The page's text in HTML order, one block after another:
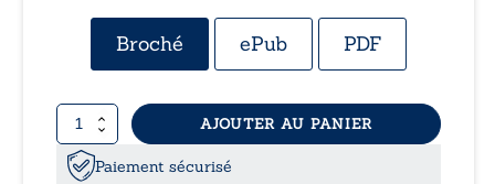
Broché ePub PDF
quantité
de
C’était
AJOUTER AU PANIER
Paiement sécurisé